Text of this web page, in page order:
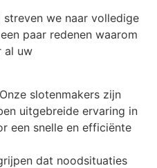
we naar volledige
paar redenen waarom
al uw
slotenmakers zijn
uitgebreide ervaring in
een snelle en efficiënte
dat noodsituaties